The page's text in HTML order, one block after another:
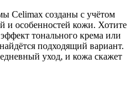
Celimax созданы с учётом
и особенностей кожи. Хотите
тонального крема или
подходящий вариант.
уход, и кожа скажет